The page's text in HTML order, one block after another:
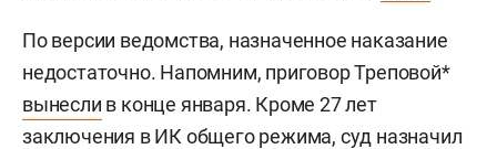
По версии ведомства, назначенное наказание
недостаточно. Напомним, приговор Треповой*
вынесли в конце января. Кроме 27 лет
заключения в ИК общего режима, суд назначил